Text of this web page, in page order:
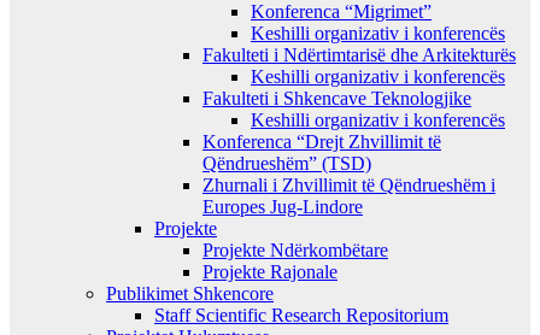
Konferenca “Migrimet”
Keshilli organizativ i konferencës
Fakulteti i Ndërtimtarisë dhe Arkitekturës
Keshilli organizativ i konferencës
Fakulteti i Shkencave Teknologjike
Keshilli organizativ i konferencës
Konferenca “Drejt Zhvillimit të
Qëndrueshëm” (TSD)
Zhurnali i Zhvillimit të Qëndrueshëm i
Europes Jug-Lindore
Projekte
Projekte Ndërkombëtare
Projekte Rajonale
Publikimet Shkencore
Staff Scientific Research Repositorium